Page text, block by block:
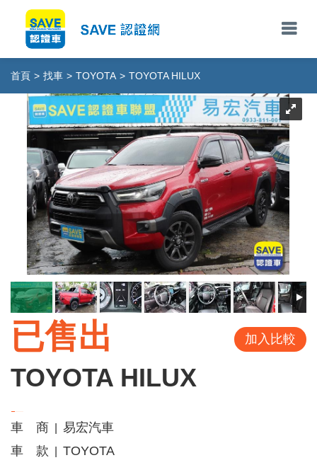
首頁 > 找車 > TOYOTA > TOYOTA HILUX
已售出 加入比較
TOYOTA HILUX
車 商
易宏汽車
車 款
TOYOTA